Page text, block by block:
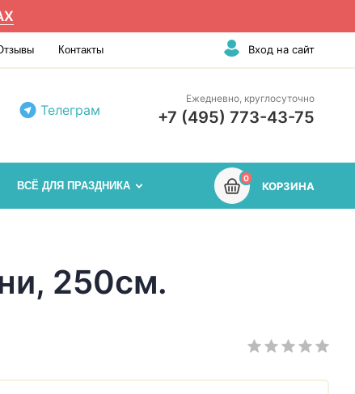
Контакты Вход на сайт
Телеграм
Ежедневно, круглосуточно
+7 (495) 773-43-75
0
КОРЗИНА
ВСЁ ДЛЯ ПРАЗДНИКА
250см.